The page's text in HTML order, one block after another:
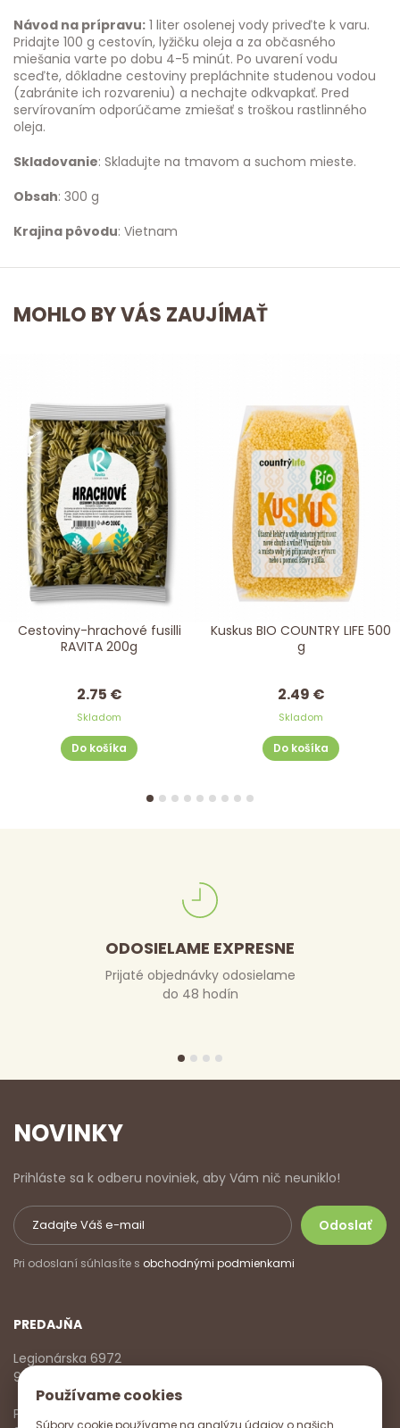
Používame cookies
Súbory cookie používame na analýzu údajov o našich
Návod na prípravu: 1 liter osolenej vody priveďte k varu.
Pridajte 100 g cestovín, lyžičku oleja a za občasného
miešania varte po dobu 4-5 minút. Po uvarení vodu
sceďte, dôkladne cestoviny prepláchnite studenou vodou
(zabránite ich rozvareniu) a nechajte odkvapkať. Pred
servírovaním odporúčame zmiešať s troškou rastlinného
oleja.
Skladovanie: Skladujte na tmavom a suchom mieste.
Obsah: 300 g
Krajina pôvodu: Vietnam
MOHLO BY VÁS ZAUJÍMAŤ
Cestoviny-hrachové fusilli
RAVITA 200g
2.75 €
Skladom
Do košíka
Kuskus BIO COUNTRY LIFE 500
g
2.49 €
Skladom
Do košíka
ODOSIELAME EXPRESNE
Prijaté objednávky odosielame
do 48 hodín
NOVINKY
Prihláste sa k odberu noviniek, aby Vám nič neuniklo!
Pri odoslaní súhlasíte s obchodnými podmienkami
PREDAJŇA
Legionárska 6972
911 01 Trenčín
Pondelok - Piatok